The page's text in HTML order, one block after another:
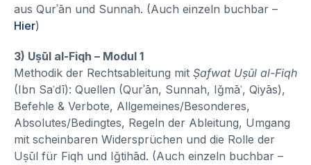
aus Qurʾān und Sunnah. (Auch einzeln buchbar –
Hier)
3) Uṣūl al-Fiqh – Modul 1
Methodik der Rechtsableitung mit Ṣafwat Uṣūl al-Fiqh
(Ibn Saʿdī): Quellen (Qurʾān, Sunnah, Iǧmāʿ, Qiyās),
Befehle & Verbote, Allgemeines/Besonderes,
Absolutes/Bedingtes, Regeln der Ableitung, Umgang
mit scheinbaren Widersprüchen und die Rolle der
Uṣūl für Fiqh und Iǧtihād. (Auch einzeln buchbar –